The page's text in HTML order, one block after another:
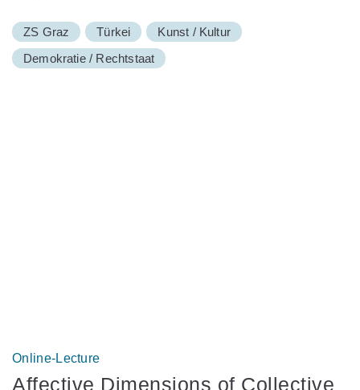
ZS Graz Türkei
Kunst / Kultur
Demokratie / Rechtstaat
Online-Lecture
Affective Dimensions of Collective